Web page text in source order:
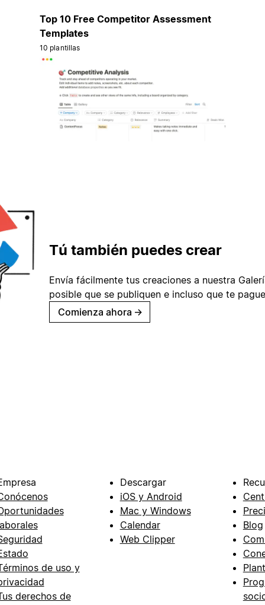
Top 10 Free Competitor Assessment
Templates
10 plantillas
Tú también puedes crear
Envía fácilmente tus creaciones a nuestra
posible que se publiquen e incluso que te
Comienza ahora →
de uso y
derechos de
Descargar
iOS y Android
Mac y Windows
Calendar
Web Clipper
Blog